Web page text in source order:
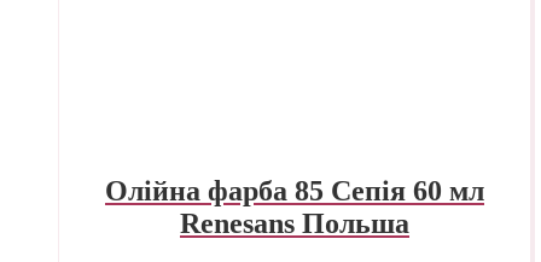
Олійна фарба 85 Сепія 60 мл
Renesans Польша